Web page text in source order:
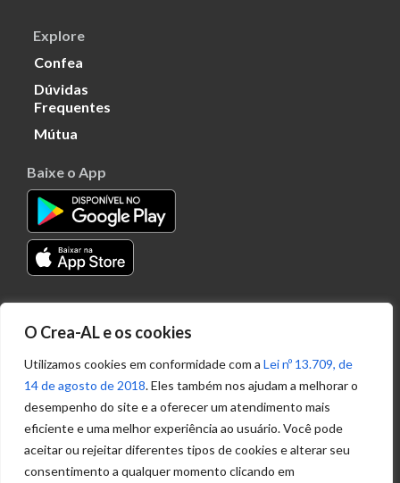
O Crea-AL e os cookies
Utilizamos cookies em conformidade com a Lei nº 13.709, de
14 de agosto de 2018. Eles também nos ajudam a melhorar o
desempenho do site e a oferecer um atendimento mais
eficiente e uma melhor experiência ao usuário. Você pode
aceitar ou rejeitar diferentes tipos de cookies e alterar seu
consentimento a qualquer momento clicando em
Explore
Confea
Dúvidas
Frequentes
Mútua
Baixe o App
Transparência
Portal
Acesso à
Informação
Política de
Privacidade de